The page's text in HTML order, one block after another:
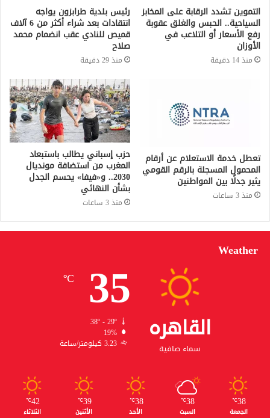
التموين تشدد الرقابة على المخابز
السياحية.. الحبس والغلق عقوبة
رفع الأسعار أو التلاعب في
الأوزان
منذ 14 دقيقة
رئيس بلدية طرابزون يواجه
انتقادات بعد شراء أكثر من 6 آلاف
قميص للنادي عقب انضمام محمد
صلاح
منذ 29 دقيقة
تعطل خدمة الاستعلام عن أرقام
المحمول المسجلة بالرقم القومي
يثير جدلًا بين المواطنين
منذ 3 ساعات
حزب إسباني يطالب باستبعاد
المغرب من استضافة مونديال
2030.. و«فيفا» يحسم الجدل
بشأن النهائي
منذ 3 ساعات
Weather
القاهره
سماء صافية
35
℃
38º - 29º
19%
3.23 كيلومتر/ساعة
38
℃
الجمعة
38
℃
السبت
38
℃
الأحد
39
℃
الأثنين
42
℃
الثلاثاء